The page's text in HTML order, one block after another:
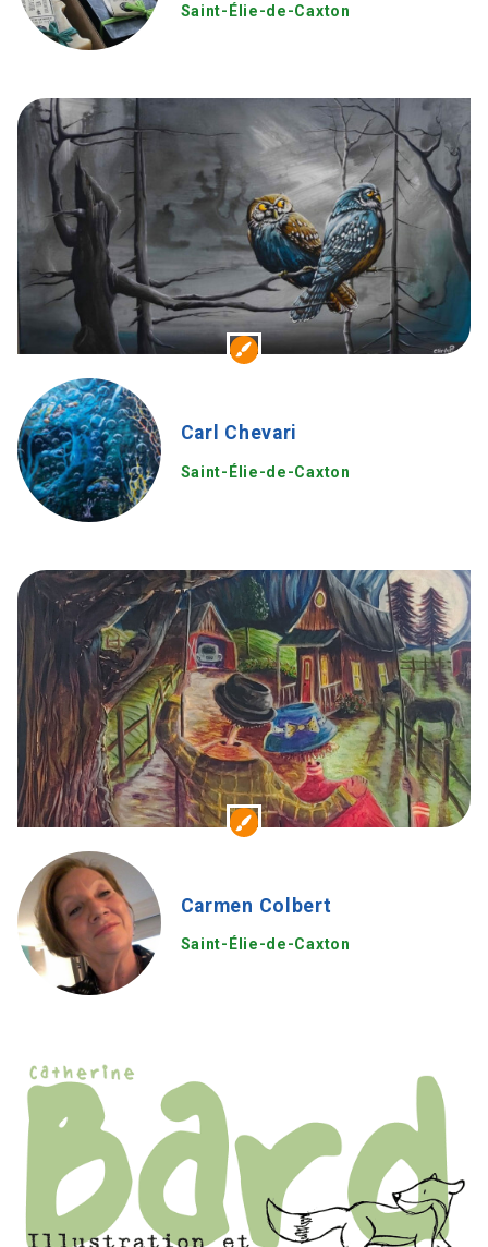
Saint-Élie-de-Caxton
Carl Chevari
Saint-Élie-de-Caxton
Carmen Colbert
Saint-Élie-de-Caxton